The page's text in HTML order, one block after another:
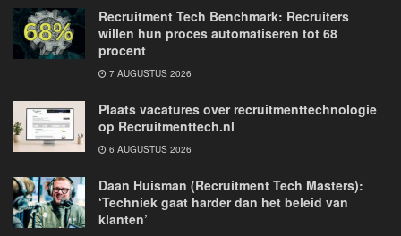
Recruitment Tech Benchmark: Recruiters
willen hun proces automatiseren tot 68
procent
7 AUGUSTUS 2026
Plaats vacatures over recruitmenttechnologie
op Recruitmenttech.nl
6 AUGUSTUS 2026
Daan Huisman (Recruitment Tech Masters):
‘Techniek gaat harder dan het beleid van
klanten’